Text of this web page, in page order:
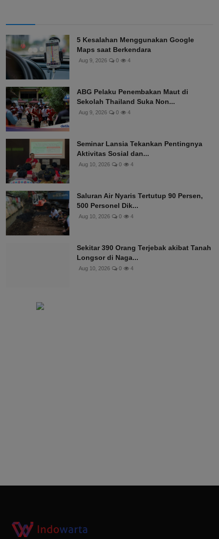
5 Kesalahan Menggunakan Google
Maps saat Berkendara
Aug 9, 2026 0 4
ABG Pelaku Penembakan Maut di
Sekolah Thailand Suka Non...
Aug 9, 2026 0 4
Seminar Lansia Tekankan Pentingnya
Aktivitas Sosial dan...
Aug 10, 2026 0 4
Saluran Air Nyaris Tertutup 90 Persen,
500 Personel Dik...
Aug 10, 2026 0 4
Sekitar 390 Orang Terjebak akibat Tanah
Longsor di Naga...
Aug 10, 2026 0 4